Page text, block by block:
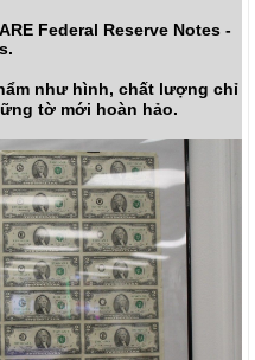
Federal Reserve Notes -
như hình, chất lượng chỉ
tờ mới hoàn hảo.